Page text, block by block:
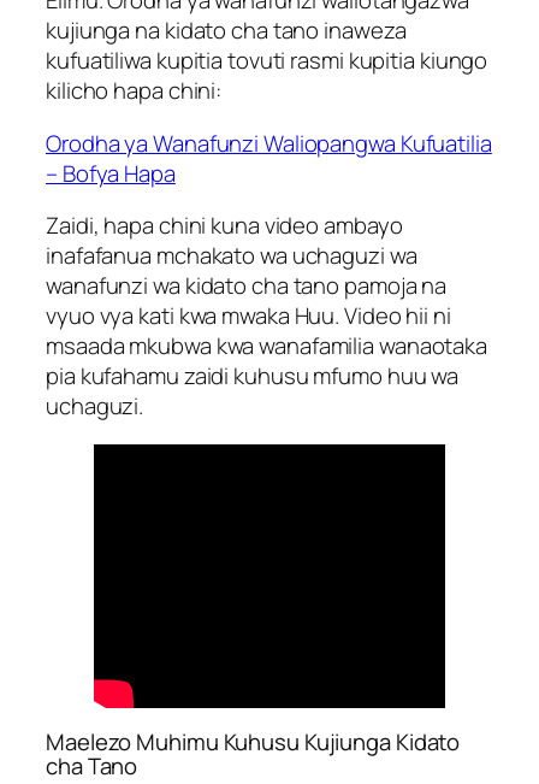
kujiunga na kidato cha tano inaweza
kufuatiliwa kupitia tovuti rasmi kupitia kiungo
kilicho hapa chini:
Orodha ya Wanafunzi Waliopangwa Kufuatilia
– Bofya Hapa
Zaidi, hapa chini kuna video ambayo
inafafanua mchakato wa uchaguzi wa
wanafunzi wa kidato cha tano pamoja na
vyuo vya kati kwa mwaka Huu. Video hii ni
msaada mkubwa kwa wanafamilia wanaotaka
pia kufahamu zaidi kuhusu mfumo huu wa
uchaguzi.
Maelezo Muhimu Kuhusu Kujiunga Kidato
cha Tano